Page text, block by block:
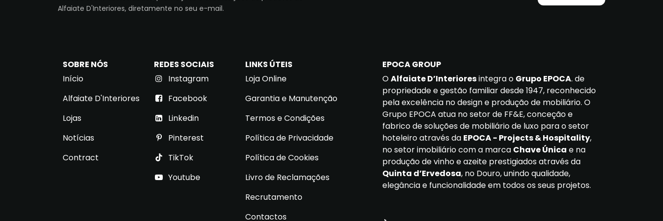
Alfaiate D'Interiores, diretamente no seu e-mail.
SOBRE NÓS
Início
Alfaiate D'Interiores
Lojas
Notícias
Contract
EPOCA GROUP
OAlfaiate D’Interioresintegra o Grupo EPOCA. de
propriedade e gestão familiar desde 1947, reconhecido
pela excelência no design e produção de mobiliário. O
Grupo EPOCA atua no setor de FF&E, conceção e
fabrico de soluções de mobiliário de luxo para o setor
hoteleiro através da EPOCA - Projects & Hospitality,
no setor imobiliário com a marca Chave Única e na
produção de vinho e azeite prestigiados através da
Quinta d’Ervedosa, no Douro, unindo qualidade,
elegância e funcionalidade em todos os seus projetos.
REDES SOCIAIS
Instagram
Facebook
Link​ed​​in
Pinterest
TikTok
Youtube
LINKS ÚTEIS
Loja Online
Garantia e Manutenção
Termos e Condições
Política de Privacidade
Política de Cookies
Livro de Reclamações
Recrutamento
Contactos